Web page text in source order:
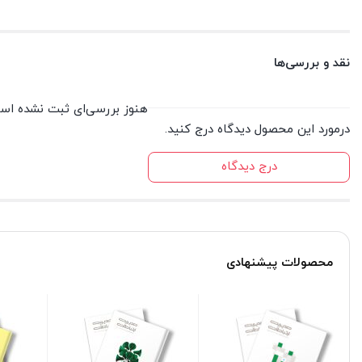
نقد و بررسی‌ها
درمورد این محصول دیدگاه درج کنید.
درج دیدگاه
هنوز بررسی‌ای ثبت نشده
محصولات پیشنهادی